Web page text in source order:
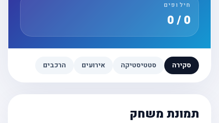
חילופים
סקירה סטטיסטיקה אירועים הרכבים
תמונת משחק